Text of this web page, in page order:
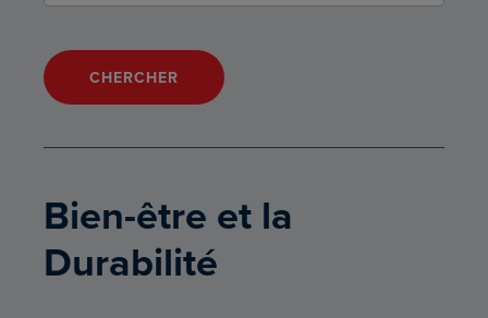
CHERCHER
Bien-être et la
Durabilité